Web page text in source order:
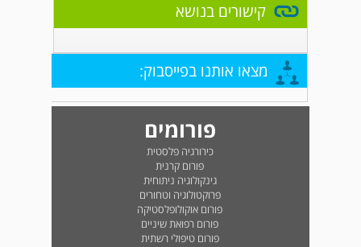
קישורים בנושא
מצאו אותנו בפייסבוק:
פורומים
כירורגיה פלסטית
פורום קרנית
גינקולוגיה ניתוחית
פרוקטולוגיה וטחורים
פורום אוקולופלסטיקה
פורום רפואת שיניים
פורום טיפולי רשתית